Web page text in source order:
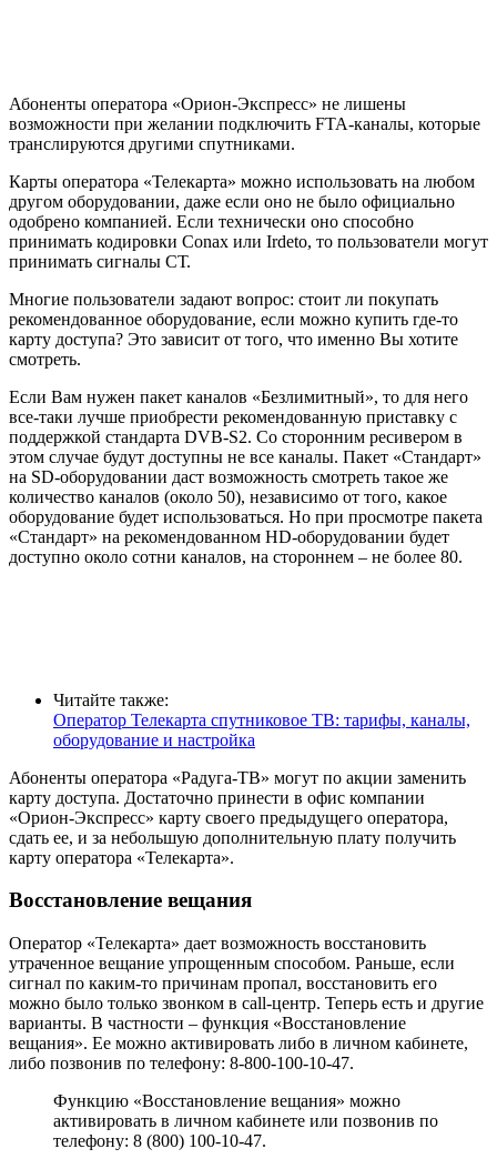
Абоненты оператора «Орион-Экспресс» не лишены
возможности при желании подключить FTA-каналы, которые
транслируются другими спутниками.
Карты оператора «Телекарта» можно использовать на любом
другом оборудовании, даже если оно не было официально
одобрено компанией. Если технически оно способно
принимать кодировки Conax или Irdeto, то пользователи могут
принимать сигналы СТ.
Многие пользователи задают вопрос: стоит ли покупать
рекомендованное оборудование, если можно купить где-то
карту доступа? Это зависит от того, что именно Вы хотите
смотреть.
Если Вам нужен пакет каналов «Безлимитный», то для него
все-таки лучше приобрести рекомендованную приставку с
поддержкой стандарта DVB-S2. Со сторонним ресивером в
этом случае будут доступны не все каналы. Пакет «Стандарт»
на SD-оборудовании даст возможность смотреть такое же
количество каналов (около 50), независимо от того, какое
оборудование будет использоваться. Но при просмотре пакета
«Стандарт» на рекомендованном HD-оборудовании будет
доступно около сотни каналов, на стороннем – не более 80.
Читайте также:
Оператор Телекарта спутниковое ТВ: тарифы, каналы,
оборудование и настройка
Абоненты оператора «Радуга-TB» могут по акции заменить
карту доступа. Достаточно принести в офис компании
«Орион-Экспресс» карту своего предыдущего оператора,
сдать ее, и за небольшую дополнительную плату получить
карту оператора «Телекарта».
Восстановление вещания
Оператор «Телекарта» дает возможность восстановить
утраченное вещание упрощенным способом. Раньше, если
сигнал по каким-то причинам пропал, восстановить его
можно было только звонком в call-центр. Теперь есть и другие
варианты. В частности – функция «Восстановление
вещания». Ее можно активировать либо в личном кабинете,
либо позвонив по телефону: 8-800-100-10-47.
Функцию «Восстановление вещания» можно
активировать в личном кабинете или позвонив по
телефону: 8 (800) 100-10-47.